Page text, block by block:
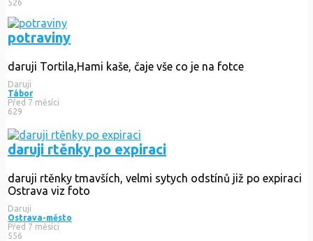
526
potraviny
daruji Tortila,Hami kaše, čaje vše co je na fotce
Daruji
Tábor
Před 7 měsíci
629
daruji rtěnky po expiraci
daruji rtěnky tmavších, velmi sytych odstínů již po expiraci
Ostrava viz foto
Daruji
Ostrava-město
Před 7 měsíci
556